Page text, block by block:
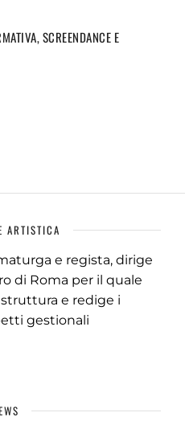
SCREENDANCE E
ARTISTICA
e regista, dirige
di Roma per il quale
e redige i
gestionali